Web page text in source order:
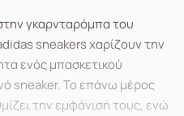
γκαρνταρόμπα του
sneakers χαρίζουν την
ενός μπασκετικού
sneaker. Το επάνω μέρος
την εμφάνισή τους, ενώ